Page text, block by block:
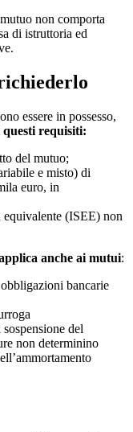
non comporta
di istruttoria ed
essere in possesso,
questi requisiti:
del mutuo;
e misto) di
euro, in
(ISEE) non
anche ai mutui:
bancarie
del
non determinino